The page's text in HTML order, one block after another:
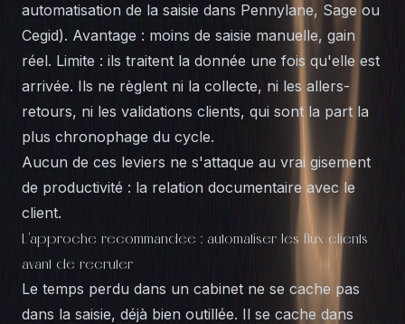
automatisation de la saisie dans Pennylane, Sage ou
Cegid). Avantage : moins de saisie manuelle, gain
réel. Limite : ils traitent la donnée une fois qu'elle est
arrivée. Ils ne règlent ni la collecte, ni les allers-
retours, ni les validations clients, qui sont la part la
plus chronophage du cycle.
Aucun de ces leviers ne s'attaque au vrai gisement
de productivité : la relation documentaire avec le
client.
L'approche recommandée : automatiser les flux clients
avant de recruter
Le temps perdu dans un cabinet ne se cache pas
dans la saisie, déjà bien outillée. Il se cache dans